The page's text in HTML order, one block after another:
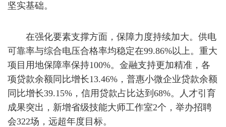
坚实基础。
在强化要素支撑方面，保障力度持续加大。供电
可靠率与综合电压合格率均稳定在99.86%以上。重大
项目用地保障率保持100%。金融支持更加精准，各
项贷款余额同比增长13.46%，普惠小微企业贷款余额
同比增长39.15%，信用贷款占比达到68%。人才引育
成果突出，新增省级技能大师工作室2个，举办招聘
会322场，远超年度目标。